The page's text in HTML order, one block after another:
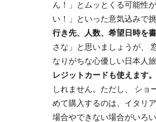
ん！」とムッとくる可能性
い！」といった意気込みで
行き先、人数、希望日時を
さな」と思いましょうが、
なりがちな心優しい日本人
レジットカードも使えます。
しれません。ただし、 ショ
めて購入するのは、イタリ
場合やできない場合がいろ